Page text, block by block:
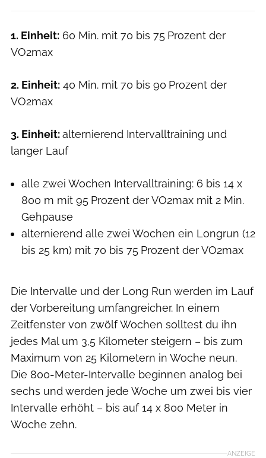
1. Einheit: 60 Min. mit 70 bis 75 Prozent der
VO2max
2. Einheit: 40 Min. mit 70 bis 90 Prozent der
VO2max
3. Einheit:alternierend Intervalltraining und
langer Lauf
alle zwei Wochen Intervalltraining: 6 bis 14 x
800 m mit 95 Prozent der VO2max mit 2 Min.
Gehpause
alternierend alle zwei Wochen ein Longrun (12
bis 25 km) mit 70 bis 75 Prozent der VO2max
Die Intervalle und der Long Run werden im Lauf
der Vorbereitung umfangreicher. In einem
Zeitfenster von zwölf Wochen solltest du ihn
jedes Mal um 3,5 Kilometer steigern – bis zum
Maximum von 25 Kilometern in Woche neun.
Die 800-Meter-Intervalle beginnen analog bei
sechs und werden jede Woche um zwei bis vier
Intervalle erhöht – bis auf 14 x 800 Meter in
Woche zehn.
ANZEIGE